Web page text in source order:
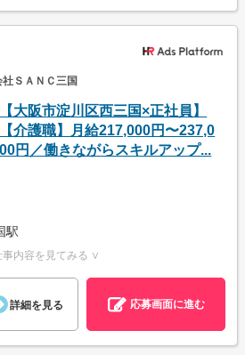
ＳＡＮＣ三国
【大阪市淀川区西三国×正社員】
【介護職】月給217,000円〜237,0
00円／働きながらスキルアップ...
駅
事内容を見てみる ∨
詳細を見る 応募画面に進む